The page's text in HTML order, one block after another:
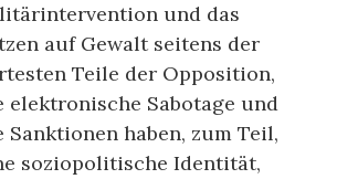
und das
auf Gewalt seitens der
Teile der Opposition,
elektronische Sabotage und
Sanktionen haben, zum Teil,
soziopolitische Identität,